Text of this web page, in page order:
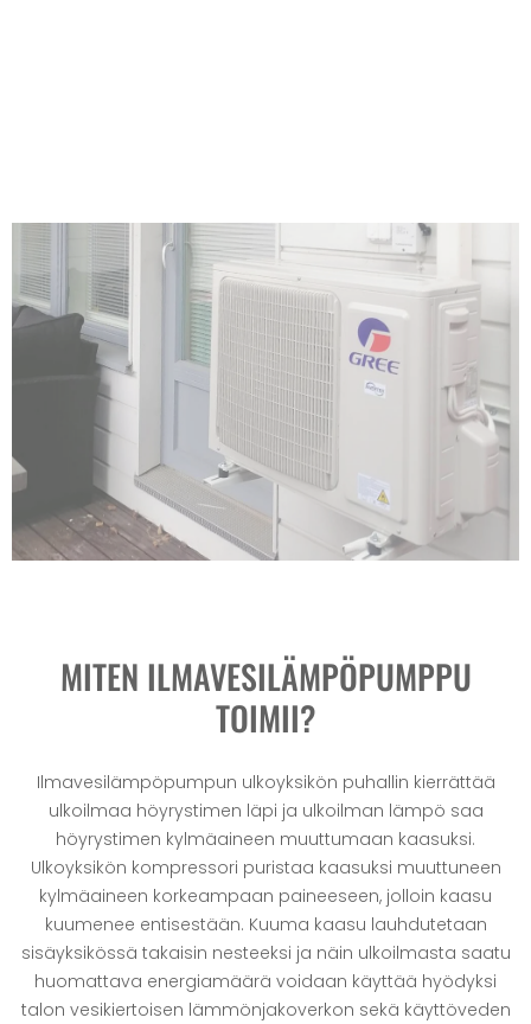
MITEN ILMAVESILÄMPÖPUMPPU
TOIMII?
Ilmavesilämpöpumpun ulkoyksikön puhallin kierrättää
ulkoilmaa höyrystimen läpi ja ulkoilman lämpö saa
höyrystimen kylmäaineen muuttumaan kaasuksi.
Ulkoyksikön kompressori puristaa kaasuksi muuttuneen
kylmäaineen korkeampaan paineeseen, jolloin kaasu
kuumenee entisestään. Kuuma kaasu lauhdutetaan
sisäyksikössä takaisin nesteeksi ja näin ulkoilmasta saatu
huomattava energiamäärä voidaan käyttää hyödyksi
talon vesikiertoisen lämmönjakoverkon sekä käyttöveden